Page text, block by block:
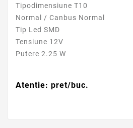
Tipodimensiune T10
Normal / Canbus Normal
Tip Led SMD
Tensiune 12V
Putere 2.25 W
Atentie: pret/buc.